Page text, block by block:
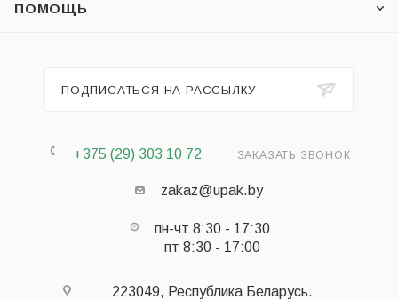
ПОМОЩЬ
ПОДПИСАТЬСЯ НА РАССЫЛКУ
+375 (29) 303 10 72 ЗАКАЗАТЬ ЗВОНОК
zakaz@upak.by
пн-чт 8:30 - 17:30
пт 8:30 - 17:00
223049, Республика Беларусь.